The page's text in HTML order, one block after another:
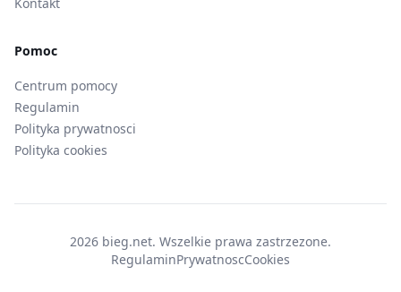
Pomoc
Centrum pomocy
Regulamin
Polityka prywatnosci
Polityka cookies
2026 bieg.net. Wszelkie prawa zastrzezone.
RegulaminPrywatnoscCookies